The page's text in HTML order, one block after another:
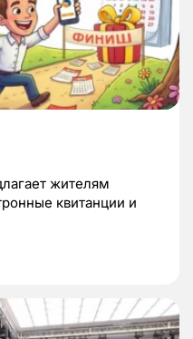
жителям
квитанции и